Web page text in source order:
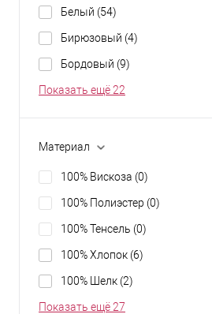
Белый (54)
Бирюзовый (4)
Бордовый (9)
Показать ещё 22
Материал
100% Вискоза (0)
100% Полиэстер (0)
100% Тенсель (0)
100% Хлопок (6)
100% Шелк (2)
Показать ещё 27